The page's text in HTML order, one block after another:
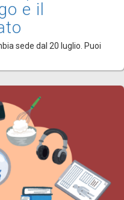
e il
sede dal 20 luglio. Puoi